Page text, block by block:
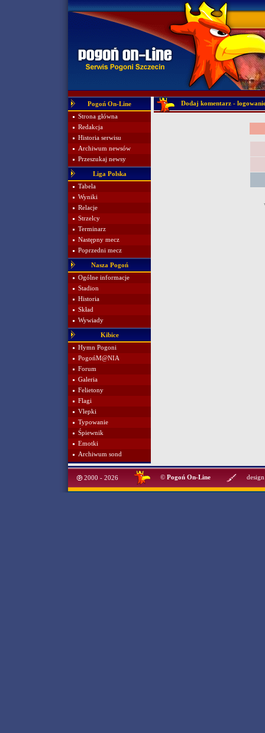
Pogoń On-Line
Strona główna
Redakcja
Historia serwisu
Archiwum newsów
Przeszukaj newsy
Liga Polska
Tabela
Wyniki
Relacje
Strzelcy
Terminarz
Następny mecz
Poprzedni mecz
Nasza Pogoń
Ogólne informacje
Stadion
Historia
Skład
Wywiady
Kibice
Hymn Pogoni
PogońM@NIA
Forum
Galeria
Felietony
Flagi
Vlepki
Typowanie
Śpiewnik
Emotki
Archiwum sond
Dodaj komentarz -
2000 - 2026 © Pogoń On-Line